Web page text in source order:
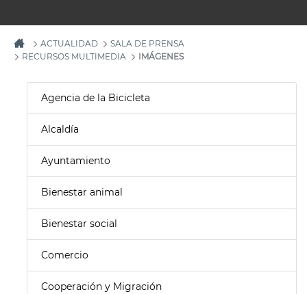
ACTUALIDAD
SALA DE PRENSA
RECURSOS MULTIMEDIA
IMÁGENES
Agencia de la Bicicleta
Alcaldía
Ayuntamiento
Bienestar animal
Bienestar social
Comercio
Cooperación y Migración